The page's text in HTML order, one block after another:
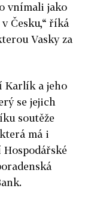
vnímali jako
Česku,“ říká
Vasky za
Karlík a jeho
se jejich
soutěže
má i